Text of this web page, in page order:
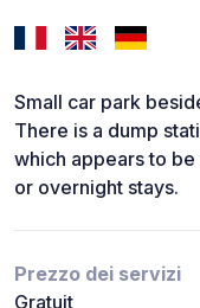
Small car park
There is a dump
which appears to
or overnight stays.
Prezzo dei servizi
Gratuit